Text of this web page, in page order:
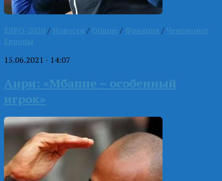
ЕВРО-2020 / Новости / Общие / Франция / Чемпионат
Европы
15.06.2021 - 14:07
Анри: «Мбаппе – особенный
игрок»